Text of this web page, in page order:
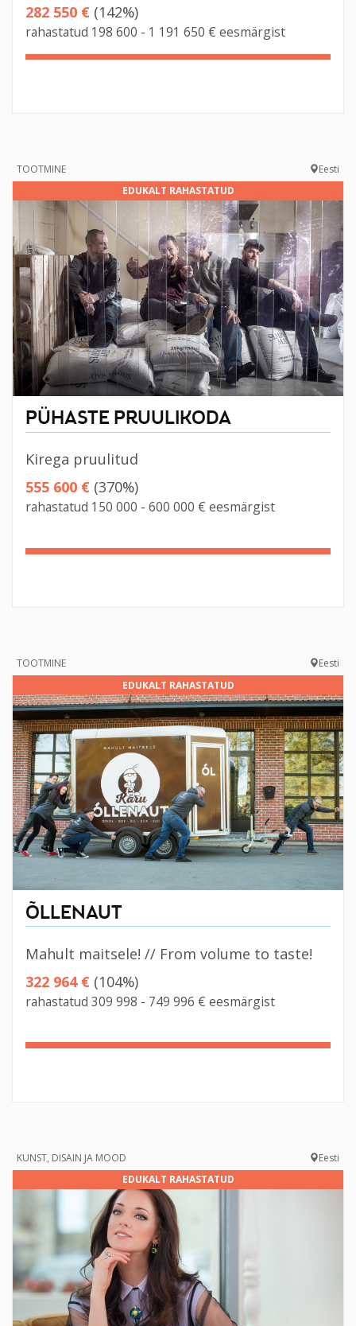
282 550 € (142%)
rahastatud 198 600 - 1 191 650 € eesmärgist
142%
TOOTMINE
Eesti
EDUKALT RAHASTATUD
PÜHASTE PRUULIKODA
Kirega pruulitud
555 600 € (370%)
rahastatud 150 000 - 600 000 € eesmärgist
370%
TOOTMINE
Eesti
EDUKALT RAHASTATUD
ÕLLENAUT
Mahult maitsele! // From volume to taste!
322 964 € (104%)
rahastatud 309 998 - 749 996 € eesmärgist
104%
KUNST, DISAIN JA MOOD
Eesti
EDUKALT RAHASTATUD